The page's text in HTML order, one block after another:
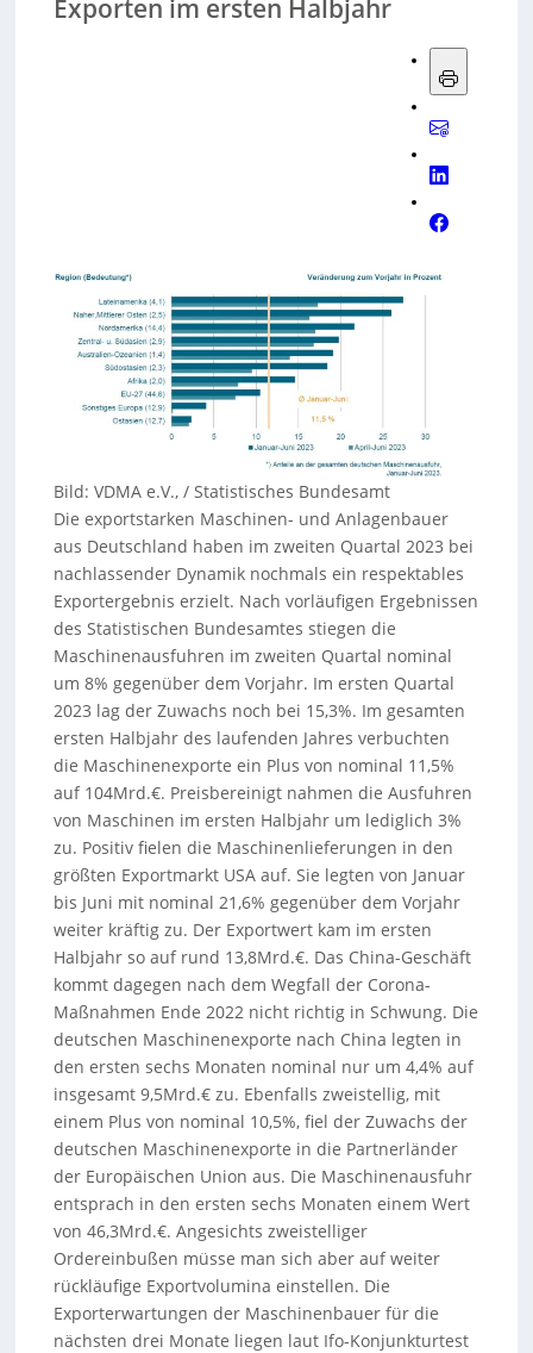
Exporten im ersten Halbjahr
Bild: VDMA e.V., / Statistisches Bundesamt
Die exportstarken Maschinen- und Anlagenbauer
aus Deutschland haben im zweiten Quartal 2023 bei
nachlassender Dynamik nochmals ein respektables
Exportergebnis erzielt. Nach vorläufigen Ergebnissen
des Statistischen Bundesamtes stiegen die
Maschinenausfuhren im zweiten Quartal nominal
um 8% gegenüber dem Vorjahr. Im ersten Quartal
2023 lag der Zuwachs noch bei 15,3%. Im gesamten
ersten Halbjahr des laufenden Jahres verbuchten
die Maschinenexporte ein Plus von nominal 11,5%
auf 104Mrd.€. Preisbereinigt nahmen die Ausfuhren
von Maschinen im ersten Halbjahr um lediglich 3%
zu. Positiv fielen die Maschinenlieferungen in den
größten Exportmarkt USA auf. Sie legten von Januar
bis Juni mit nominal 21,6% gegenüber dem Vorjahr
weiter kräftig zu. Der Exportwert kam im ersten
Halbjahr so auf rund 13,8Mrd.€. Das China-Geschäft
kommt dagegen nach dem Wegfall der Corona-
Maßnahmen Ende 2022 nicht richtig in Schwung. Die
deutschen Maschinenexporte nach China legten in
den ersten sechs Monaten nominal nur um 4,4% auf
insgesamt 9,5Mrd.€ zu. Ebenfalls zweistellig, mit
einem Plus von nominal 10,5%, fiel der Zuwachs der
deutschen Maschinenexporte in die Partnerländer
der Europäischen Union aus. Die Maschinenausfuhr
entsprach in den ersten sechs Monaten einem Wert
von 46,3Mrd.€. Angesichts zweistelliger
Ordereinbußen müsse man sich aber auf weiter
rückläufige Exportvolumina einstellen. Die
Exporterwartungen der Maschinenbauer für die
nächsten drei Monate liegen laut Ifo-Konjunkturtest